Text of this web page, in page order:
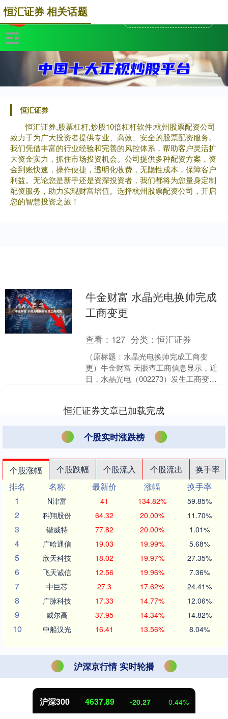
恒汇证券
恒汇证券,股票杠杆,炒股10倍杠杆软件:杭州股票配资公司
致力于为广大投资者提供专业、高效、安全的股票配资服务。
我们凭借丰富的行业经验和完善的风控体系，帮助客户灵活扩
大资金实力，抓住市场投资机会。公司提供多种配资方案，资
金到账快速，操作便捷，透明化收费，无隐性成本，保障客户
利益。无论您是新手还是资深投资者，我们都将为您量身定制
配资服务，助力实现财富增值。选择杭州股票配资公司，开启
您的智慧投资之旅！
恒汇证券 相关话题
牛金财富 水晶光电换帅完成
工商变更
查看： 127 分类：恒汇证券
（原标题：水晶光电换帅完成工商变
更）牛金财富 天眼查工商信息显示，近
日，水晶光电（002273）发生工商变
恒汇证券文章已加载完成
个股实时涨跌榜
个股涨幅 个股跌幅 个股流入 个股流出
换手率
排名
名称 最新价 涨幅
换手率
1
N津富 41 134.82% 59.85%
2 科翔股份 64.32 20.00% 11.70%
3 锴威特 77.82 20.00% 1.01%
4 广哈通信 19.03 19.99% 5.68%
5 欣天科技 18.02 19.97% 27.35%
6 飞天诚信 12.56 19.96% 7.36%
7 中巨芯 27.3 17.62% 24.41%
8 广脉科技 17.33 14.77% 12.06%
9 威尔高 37.95 14.34% 14.82%
10 中船汉光 16.41 13.56% 8.04%
沪深京行情 实时轮播
北证50 1115.17 -4.29 -0.38%